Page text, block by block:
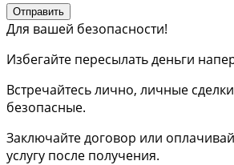
Отправить
Для вашей безопасности!
Избегайте пересылать деньги
Встречайтесь лично, личные
безопасные.
Заключайте договор или
услугу после получения.